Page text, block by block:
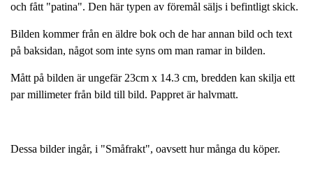
och fått "patina". Den här typen av föremål säljs i befintligt skick.
Bilden kommer från en äldre bok och de har annan bild och text
på baksidan, något som inte syns om man ramar in bilden.
Mått på bilden är ungefär 23cm x 14.3 cm, bredden kan skilja ett
par millimeter från bild till bild. Pappret är halvmatt.
Dessa bilder ingår, i "Småfrakt", oavsett hur många du köper.